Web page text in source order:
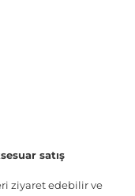
satış
ziyaret edebilir ve